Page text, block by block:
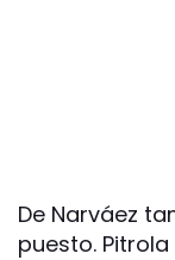
De Narváez
puesto.